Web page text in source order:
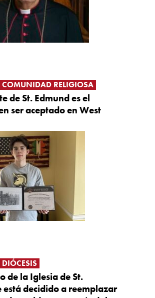
COMUNIDAD RELIGIOSA
de St. Edmund es el
ser aceptado en West
DIÓCESIS
de la Iglesia de St.
está decidido a reemplazar